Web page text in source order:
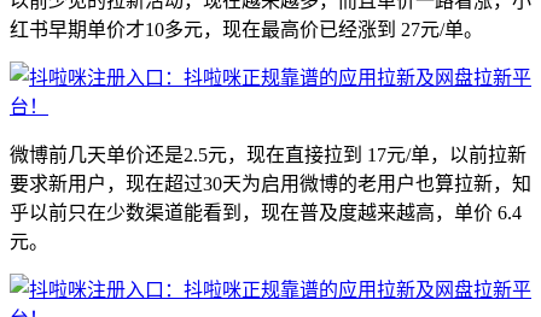
红书早期单价才10多元，现在最高价已经涨到 27元/单。
微博前几天单价还是2.5元，现在直接拉到 17元/单，以前拉新
要求新用户，现在超过30天为启用微博的老用户也算拉新，知
乎以前只在少数渠道能看到，现在普及度越来越高，单价 6.4
元。